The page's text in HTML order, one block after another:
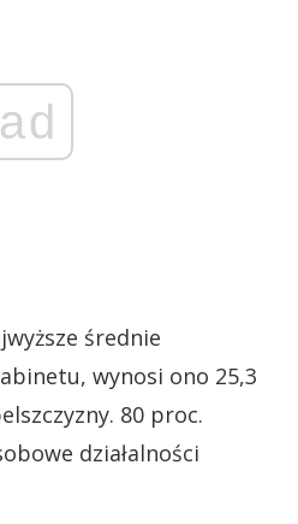
ad
średnie
wynosi ono 25,3
80 proc.
działalności